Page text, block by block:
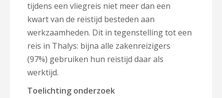
tijdens een vliegreis niet meer dan een
kwart van de reistijd besteden aan
werkzaamheden. Dit in tegenstelling tot een
reis in Thalys: bijna alle zakenreizigers
(97%) gebruiken hun reistijd daar als
werktijd.
Toelichting onderzoek